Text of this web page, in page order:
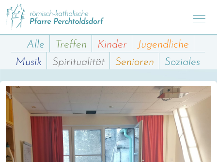
Alle Treffen Kinder
Jugendliche
Musik
Spiritualität Senioren Soziales